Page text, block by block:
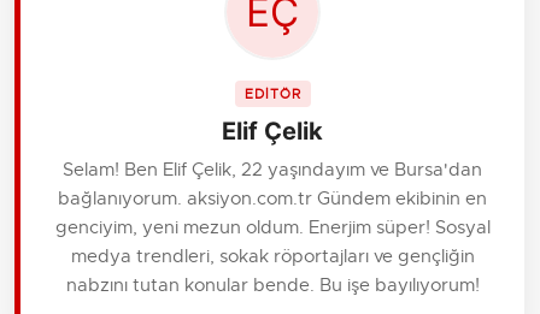
EDİTÖR
Elif Çelik
Selam! Ben Elif Çelik, 22 yaşındayım ve Bursa'dan
bağlanıyorum. aksiyon.com.tr Gündem ekibinin en
genciyim, yeni mezun oldum. Enerjim süper! Sosyal
medya trendleri, sokak röportajları ve gençliğin
nabzını tutan konular bende. Bu işe bayılıyorum!